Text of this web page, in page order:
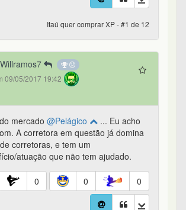
Itaú quer comprar XP - #1 de 12
Willramos7
09/05/2017 19:42
mercado @Pelágico
... Eu acho
A corretora em questão já domina
corretoras, e tem um
atuação que não tem ajudado.
0 0 0